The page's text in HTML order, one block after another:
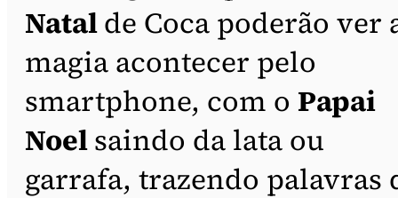
Natalde Coca poderão ver
magia acontecer pelo
smartphone, com o Papai
Noelsaindo da lata ou
garrafa, trazendo palavras